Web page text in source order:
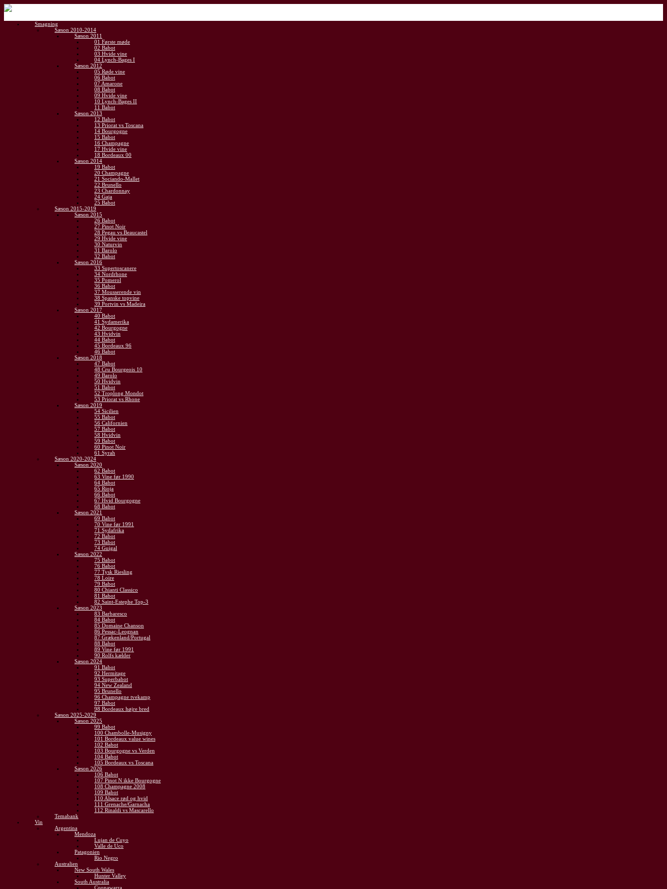
Gå
indhold
Smagning
Sæson 2010-2014
Sæson 2011
01 Første møde
02 Babot
03 Hvide vine
04 Lynch-Bages I
Sæson 2012
05 Røde vine
06 Babot
07 Amarone
08 Babot
09 Hvide vine
10 Lynch-Bages II
11 Babot
Sæson 2013
12 Babot
13 Priorat vs Toscana
14 Bourgogne
15 Babot
16 Champagne
17 Hvide vine
18 Bordeaux 00
Sæson 2014
19 Babot
20 Champagne
21 Sociando-Mallet
22 Brunello
23 Chardonnay
24 Gaja
25 Babot
Sæson 2015-2019
Sæson 2015
26 Babot
27 Pinot Noir
28 Pegau vs Beaucastel
29 Hvide vine
30 Naturvin
31 Barolo
32 Babot
Sæson 2016
33 Supertoscanere
34 Nordrhone
35 Pomerol
36 Babot
37 Mousserende vin
38 Spanske topvine
39 Portvin vs Madeira
Sæson 2017
40 Babot
41 Sydamerika
42 Bourgogne
43 Hvidvin
44 Babot
45 Bordeaux 96
46 Babot
Sæson 2018
47 Babot
48 Cru Bourgeois 10
49 Barolo
50 Hvidvin
51 Babot
52 Troplong Mondot
53 Priorat vs Rhone
Sæson 2019
54 Sicilien
55 Babot
56 Californien
57 Babot
58 Hvidvin
59 Babot
60 Pinot Noir
61 Syrah
Sæson 2020-2024
Sæson 2020
62 Babot
63 Vine før 1990
64 Babot
65 Rioja
66 Babot
67 Hvid Bourgogne
68 Babot
Sæson 2021
69 Babot
70 Vine før 1991
71 Sydafrika
72 Babot
73 Babot
74 Guigal
Sæson 2022
75 Babot
76 Babot
77 Tysk Riesling
78 Loire
79 Babot
80 Chianti Classico
81 Babot
82 Saint-Estephe Top-3
Sæson 2023
83 Barbaresco
84 Babot
85 Domaine Chanson
86 Pessac-Leognan
87 Grækenland/Portugal
88 Babot
89 Vine før 1991
90 Rolfs kælder
Sæson 2024
91 Babot
92 Hermitage
93 Superbabot
94 New Zealand
95 Brunello
96 Champagne tvekamp
97 Babot
98 Bordeaux højre bred
Sæson 2025-2029
Sæson 2025
99 Babot
100 Chambolle-Musigny
101 Bordeaux value wines
102 Babot
103 Bourgogne vs Verden
104 Babot
105 Bordeaux vs Toscana
Sæson 2026
106 Babot
107 Pinot N ikke Bourgogne
108 Champagne 2008
109 Babot
110 Alsace rød og hvid
111 Grenache/Garnacha
112 Rinaldi vs Mascarello
Temabank
Vin
Argentina
Mendoza
Lujan de Cuyo
Valle de Uco
Patagonien
Rio Negro
Australien
New South Wales
Hunter Valley
South Australia
Coonawarra